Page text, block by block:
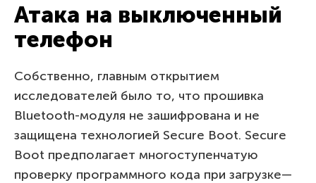
Атака на выключенный
телефон
Собственно, главным открытием
исследователей было то, что прошивка
Bluetooth-модуля не зашифрована и не
защищена технологией Secure Boot. Secure
Boot предполагает многоступенчатую
проверку программного кода при загрузке—